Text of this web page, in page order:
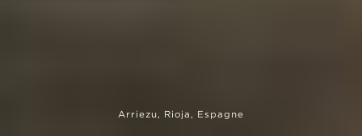
Arriezu, Rioja, Espagne